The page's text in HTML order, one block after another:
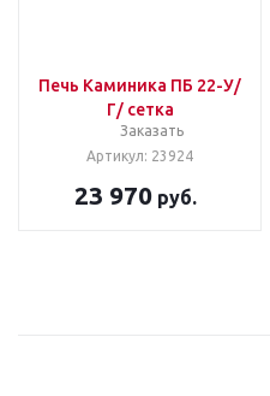
Печь Каминика ПБ 22-У/
Г/ сетка
Заказать
Артикул: 23924
23 970 руб.